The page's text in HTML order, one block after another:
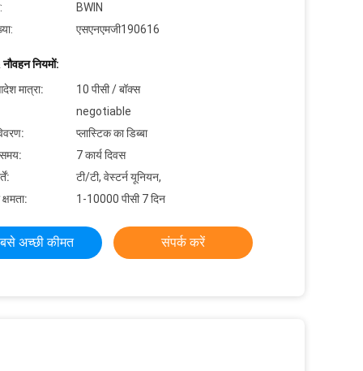
BWIN
एसएनएमजी190616
नियमों:
मात्रा:
10 पीसी / बॉक्स
negotiable
प्लास्टिक का डिब्बा
7 कार्य दिवस
टी/टी, वेस्टर्न यूनियन,
1-10000 पीसी 7 दिन
अच्छी कीमत संपर्क करें